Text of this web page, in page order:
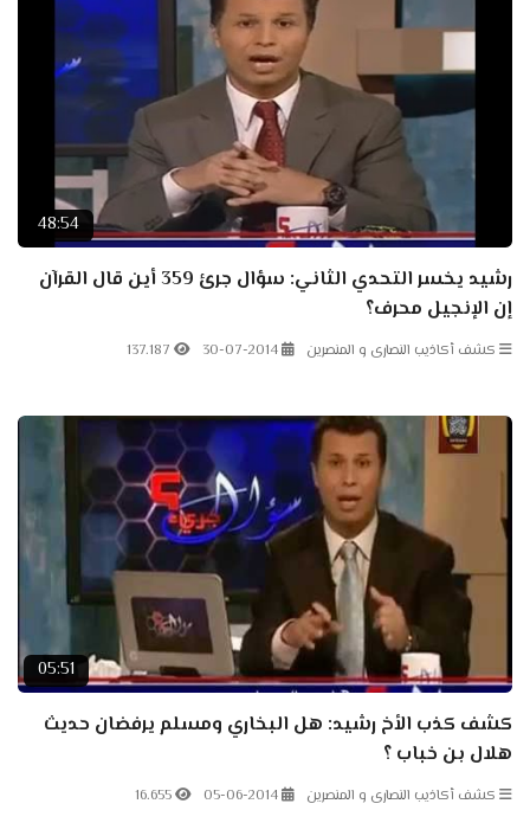
48:54
رشيد يخسر التحدي الثاني: سؤال جرئ 359 أين قال القرآن
إن الإنجيل محرف؟
كشف أكاذيب النصارى و المنصرين 30-07-2014
137.187
05:51
كشف كذب الأخ رشيد: هل البخاري ومسلم يرفضان حديث
هلال بن خباب ؟
كشف أكاذيب النصارى و المنصرين 05-06-2014
16.655